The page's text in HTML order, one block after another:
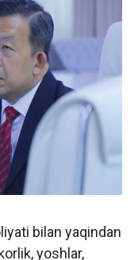
bilan yaqindan
yoshlar,